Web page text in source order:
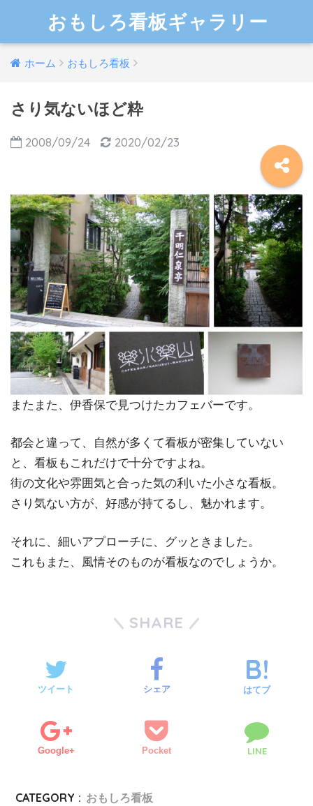
おもしろ看板ギャラリー
ホーム おもしろ看板
さり気ないほど粋
2008/09/24 2020/02/23
またまた、伊香保で見つけたカフェバーです。
都会と違って、自然が多くて看板が密集していない
と、看板もこれだけで十分ですよね。
街の文化や雰囲気と合った気の利いた小さな看板。
さり気ない方が、好感が持てるし、魅かれます。
それに、細いアプローチに、グッときました。
これもまた、風情そのものが看板なのでしょうか。
SHARE
ツイート シェア はてブ
Google+ Pocket LINE
CATEGORY : おもしろ看板